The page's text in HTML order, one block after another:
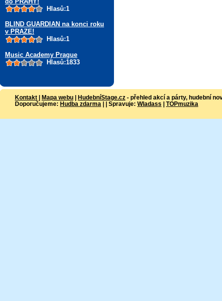
Hlasů:1
BLIND GUARDIAN na konci roku
v PRAZE!
Hlasů:1
Music Academy Prague
Hlasů:1833
Kontakt | Mapa webu | HudebníStage.cz - přehled akcí a párty, hudební
Doporučujeme: Hudba zdarma | | Spravuje: Wladass | TOPmuzika